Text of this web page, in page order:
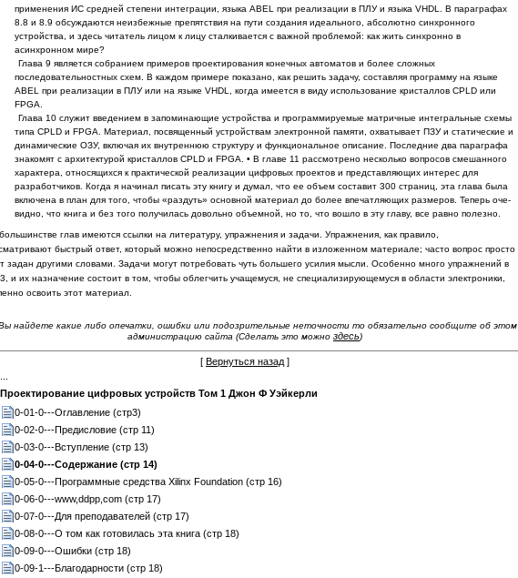
при­менения ИС средней степени интеграции, языка ABEL при реализации в ПЛУ и языка VHDL
. В параграфах
8.8 и 8.9 обсуждаются неизбежные препят­ствия на пути создания идеального, абсолютно синхронного
устройства, и здесь читатель лицом к лицу сталкивается с важной проблемой: как жить синхронно в
асинхронном мире?
Глава 9 является собранием примеров проектирования конечных автоматов и более сложных
последовательностных схем. В каждом примере показано, как решить задачу, составляя программу на языке
ABEL
при реализации в ПЛУ или на языке VHDL , когда имеется в виду использование кристаллов CPLD или
FPGA
Глава 10 служит введением в запоминающие устройства и программируемые матричные интегральные схемы
типа CPLD и FPGA . Материал, посвященный устройствам электронной памяти, охватывает ПЗУ и статические и
динами­ческие ОЗУ, включая их внутреннюю структуру и функциональное описание. Последние два параграфа
знакомят с архитектурой кристаллов CPLD и FPGA . • В главе 11 рассмотрено несколько вопросов смешанного
характера, относя­щихся к практической реализации цифровых проектов и представляющих интерес для
разработчиков. Когда я начинал писать эту книгу и думал, что ее объем составит 300 страниц, эта глава была
включена в план для того, чтобы «раздуть» основной материал до более впечатляющих размеров. Теперь оче­
видно, что книга и без того получилась довольно объемной, но то, что вошло в эту главу, все равно полезно.
глав имеются ссылки на литературу, упражнения и задачи.Упражнения, как правило,
быстрый ответ, который можно не­посредственно найти в изложенном материале; часто вопрос просто
за­дан другими словами. Задачи могут потребовать чуть большего усилия мысли. Особенно много упражнений в
и их назначение состоит в том, чтобы облегчить учащемуся, не специализирующемуся в области электроники,
освоить этот материал.
найдете какие либо опечатки, ошибки или подозрительные неточности то обязательно сообщите об этом
администрацию сайта (Сделать это можно здесь)
[ Вернуться назад ]
Проектирование цифровых устройств Том 1 Джон Ф Уэйкерли
0-01-0---Оглавление (стр3)
0-02-0---Предисловие (стр 11)
0-03-0---Вступление (стр 13)
0-04-0---Содержание (стр 14)
0-05-0---Программные средства Xilinx Foundation (стр 16)
0-06-0---www,ddpp,com (стр 17)
0-07-0---Для преподавателей (стр 17)
0-08-0---О том как готовилась эта книга (стр 18)
0-09-0---Ошибки (стр 18)
0-09-1---Благодарности (стр 18)